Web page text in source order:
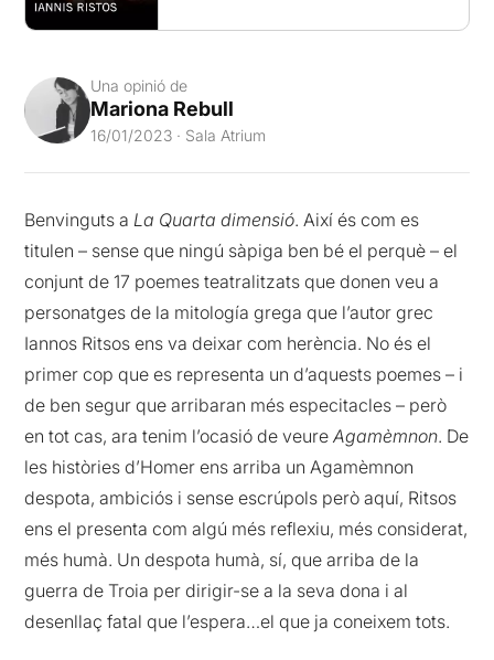
Una opinió de
Mariona Rebull
16/01/2023 · Sala Atrium
Benvinguts aLa Quarta dimensió. Així és com es
titulen­ – sense que ningú sàpiga ben bé el perquè – el
conjunt de 17 poemes teatralitzats que donen veu a
personatges de la mitología grega que l’autor grec
Iannos Ritsos ens va deixar com herència. No és el
primer cop que es representa un d’aquests poemes – i
de ben segur que arribaran més especitacles – però
en tot cas, ara tenim l’ocasió de veureAgamèmnon. De
les històries d’Homer ens arriba un Agamèmnon
despota, ambiciós i sense escrúpols però aquí, Ritsos
ens el presenta com algú més reflexiu, més considerat,
més humà. Un despota humà, sí, que arriba de la
guerra de Troia per dirigir-se a la seva dona i al
desenllaç fatal que l’espera…el que ja coneixem tots.